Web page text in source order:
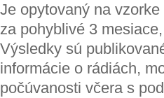
Je opytovaný na
za pohyblivé 3
Výsledky sú
informácie o rádiách,
počúvanosti včera s